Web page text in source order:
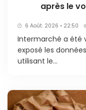
après le
6 Août. 2026 • 22:50
Intermarché a été
exposé les
utilisant le...